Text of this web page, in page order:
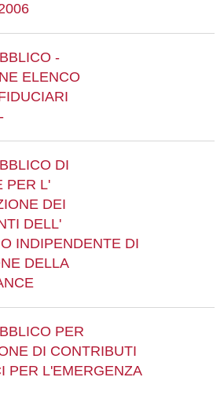
-
ELENCO
DI
PER L'
DEI
DELL'
INDIPENDENTE DI
DELLA
PER
DI CONTRIBUTI
PER L'EMERGENZA